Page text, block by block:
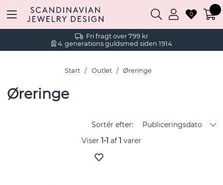
Fri fragt over 799 kr
4. generations guldsmed siden 1914
0
Start Outlet Øreringe
Øreringe
Sortér efter:
Publiceringsdato
Viser 1-1 af 1 varer